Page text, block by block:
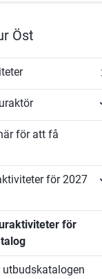
Öst
för
för att få
för 2027
för
för